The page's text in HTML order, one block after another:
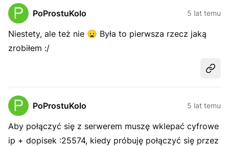
PoProstuKolo 5 lat temu
Niestety, ale też nie 😦 Była to pierwsza rzecz jaką
zrobiłem :/
PoProstuKolo 5 lat temu
Aby połączyć się z serwerem muszę wklepać cyfrowe
ip + dopisek :25574, kiedy próbuję połączyć się przez